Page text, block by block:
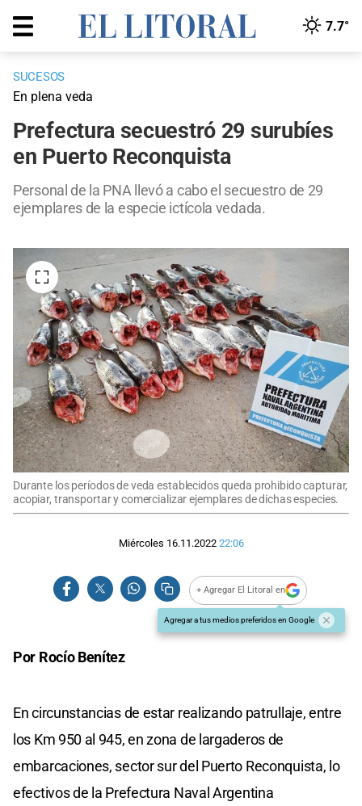
7.7°
SUCESOS
En plena veda
Prefectura secuestró 29 surubíes
en Puerto Reconquista
Personal de la PNA llevó a cabo el secuestro de 29
ejemplares de la especie ictícola vedada.
Durante los períodos de veda establecidos queda prohibido capturar,
acopiar, transportar y comercializar ejemplares de dichas especies.
Miércoles 16.11.2022 22:06
+ Agregar El Litoral en
Agregar a tus medios preferidos en Google
Por Rocío Benítez
En circunstancias de estar realizando patrullaje, entre
los Km 950 al 945, en zona de largaderos de
embarcaciones, sector sur del Puerto Reconquista, lo
efectivos de la Prefectura Naval Argentina